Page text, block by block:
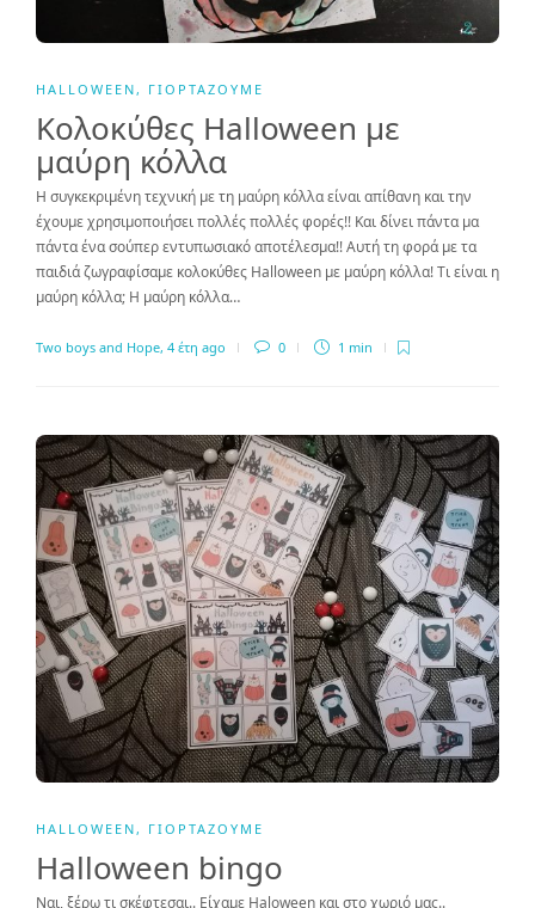
HALLOWEEN , ΓΙΟΡΤΆΖΟΥΜΕ
Κολοκύθες Halloween με
μαύρη κόλλα
Η συγκεκριμένη τεχνική με τη μαύρη κόλλα είναι απίθανη και την
έχουμε χρησιμοποιήσει πολλές πολλές φορές!! Και δίνει πάντα μα
πάντα ένα σούπερ εντυπωσιακό αποτέλεσμα!! Αυτή τη φορά με τα
παιδιά ζωγραφίσαμε κολοκύθες Halloween με μαύρη κόλλα! Τι είναι η
μαύρη κόλλα; Η μαύρη κόλλα…
Two boys and Hope, 4 έτη ago 0 1 min
HALLOWEEN, ΓΙΟΡΤΆΖΟΥΜΕ
Halloween bingo
Ναι, ξέρω τι σκέφτεσαι.. Είχαμε Haloween και στο χωριό μας..